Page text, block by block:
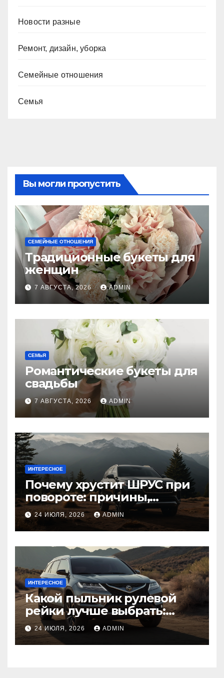
Новости разные
Ремонт, дизайн, уборка
Семейные отношения
Семья
Вы могли пропустить
СЕМЕЙНЫЕ ОТНОШЕНИЯ
Традиционные букеты для
женщин
7 АВГУСТА, 2026 ADMIN
СЕМЬЯ
Романтические букеты для
свадьбы
7 АВГУСТА, 2026 ADMIN
ИНТЕРЕСНОЕ
Почему хрустит ШРУС при
повороте: причины,
диагностика
24 ИЮЛЯ, 2026 ADMIN
ИНТЕРЕСНОЕ
Какой пыльник рулевой
рейки лучше выбрать:
оригинальный или аналог,
резина или полиуретан
24 ИЮЛЯ, 2026 ADMIN